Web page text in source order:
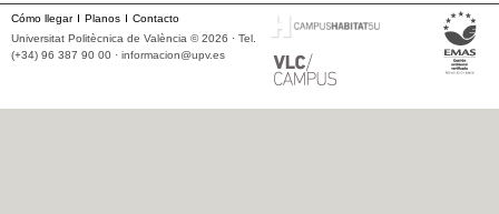
Cómo llegar Planos
Contacto
Universitat Politècnica de València © 2026 · Tel.
(+34) 96 387 90 00 · informacion@upv.es